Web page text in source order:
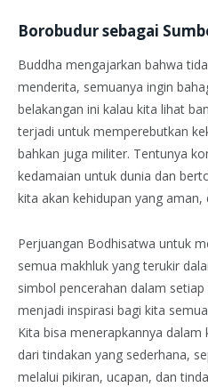
Borobudur sebagai
Buddha mengajarkan bahwa
menderita, semuanya ingin
belakangan ini kalau kita lihat
terjadi untuk memperebutkan
bahkan juga militer. Tentunya
kedamaian untuk dunia dan
kita akan kehidupan yang aman,
Perjuangan Bodhisatwa untuk
semua makhluk yang terukir
simbol pencerahan dalam
menjadi inspirasi bagi kita
Kita bisa menerapkannya dalam
dari tindakan yang sederhana,
melalui pikiran, ucapan, dan